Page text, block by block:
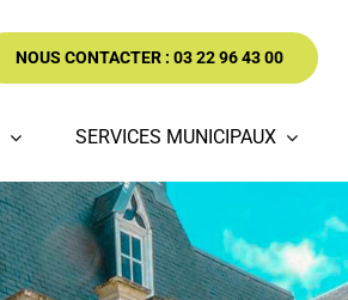
NOUS CONTACTER : 03 22 96 43 00
SERVICES MUNICIPAUX